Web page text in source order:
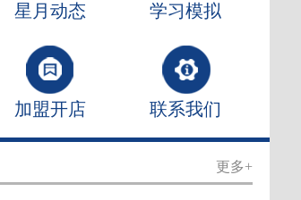
星月动态 学习模拟
加盟开店 联系我们
更多+